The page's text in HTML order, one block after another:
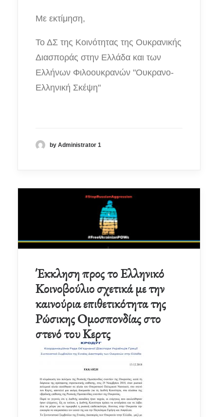
Με εκτίμηση,
Το ΔΣ της Κοινότητας της Ουκρανικής
Διασποράς στην Ελλάδα και των
Ελλήνων Φιλοουκρανών "Ουκρανο-
Ελληνική Σκέψη"
by Administrator 1
Έκκληση προς το Ελληνικό
Κοινοβούλιο σχετικά με την
καινούρια επιθετικότητα της
Ρώσικης Ομοσπονδίας στο
στενό του Κερτς